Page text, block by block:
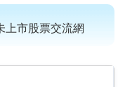
上市股票交流網